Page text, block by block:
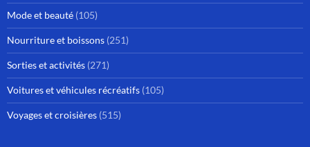
Mode et beauté (105)
Nourriture et boissons (251)
Sorties et activités (271)
Voitures et véhicules récréatifs (105)
Voyages et croisières (515)